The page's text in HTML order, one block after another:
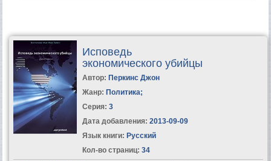
Исповедь
экономического убийцы
Автор: Перкинс Джон
Жанр: Политика;
Серия: 3
Дата добавления: 2013-09-09
Язык книги: Русский
Кол-во страниц: 34